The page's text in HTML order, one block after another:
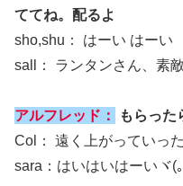
ててね。配るよ
sho,shu： はーい はーい
sall： ランタンさん、素
アルフレッド：
もらった
Col： 遠く上がっていっ
sara：はいはいはーいヾ(